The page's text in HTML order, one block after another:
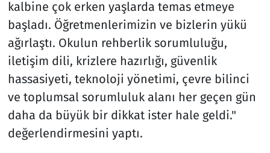
kalbine çok erken yaşlarda temas etmeye
başladı. Öğretmenlerimizin ve bizlerin yükü
ağırlaştı. Okulun rehberlik sorumluluğu,
iletişim dili, krizlere hazırlığı, güvenlik
hassasiyeti, teknoloji yönetimi, çevre bilinci
ve toplumsal sorumluluk alanı her geçen gün
daha da büyük bir dikkat ister hale geldi."
değerlendirmesini yaptı.